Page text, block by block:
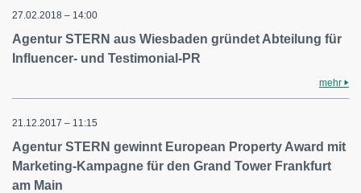
27.02.2018 – 14:00
Agentur STERN aus Wiesbaden gründet Abteilung für
Influencer- und Testimonial-PR
mehr
21.12.2017 – 11:15
Agentur STERN gewinnt European Property Award mit
Marketing-Kampagne für den Grand Tower Frankfurt
am Main